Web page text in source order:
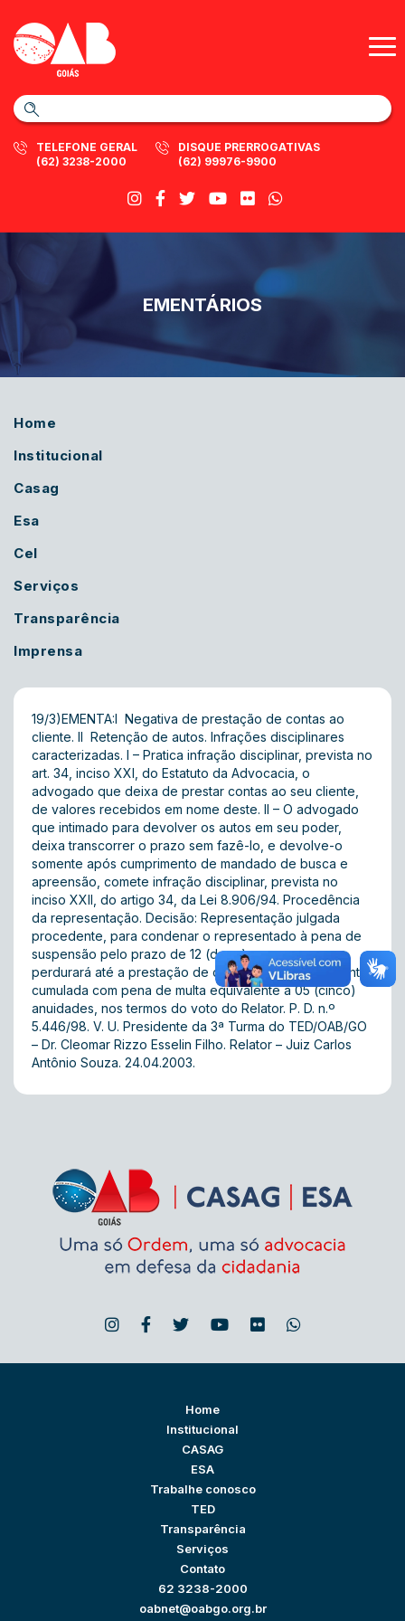
TELEFONE GERAL
(62) 3238-2000
DISQUE PRERROGATIVAS
(62) 99976-9900
EMENTÁRIOS
Home
Institucional
Casag
Esa
Cel
Serviços
Transparência
Imprensa
19/3)EMENTA:I  Negativa de prestação de contas ao
cliente. II  Retenção de autos. Infrações disciplinares
caracterizadas. I – Pratica infração disciplinar, prevista no
art. 34, inciso XXI, do Estatuto da Advocacia, o
advogado que deixa de prestar contas ao seu cliente,
de valores recebidos em nome deste. II – O advogado
que intimado para devolver os autos em seu poder,
deixa transcorrer o prazo sem fazê-lo, e devolve-o
somente após cumprimento de mandado de busca e
apreensão, comete infração disciplinar, prevista no
inciso XXII, do artigo 34, da Lei 8.906/94. Procedência
da representação. Decisão: Representação julgada
procedente, para condenar o representado à pena de
suspensão pelo prazo de 12 (doze) meses, que
perdurará até a prestação de contas ao seu constituinte,
cumulada com pena de multa equivalente a 05 (cinco)
anuidades, nos termos do voto do Relator. P. D. n.º
5.446/98. V. U. Presidente da 3ª Turma do TED/OAB/GO
– Dr. Cleomar Rizzo Esselin Filho. Relator – Juiz Carlos
Antônio Souza. 24.04.2003.
Home
Institucional
CASAG
ESA
Trabalhe conosco
TED
Transparência
Serviços
Contato
62 3238-2000
oabnet@oabgo.org.br